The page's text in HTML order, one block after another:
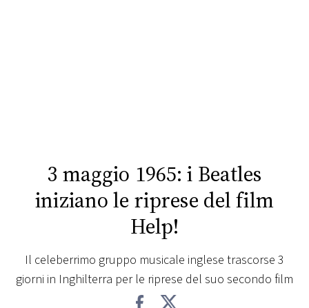
MONACO
3 maggio 1965: i Beatles
iniziano le riprese del film
Help!
Il celeberrimo gruppo musicale inglese trascorse 3
giorni in Inghilterra per le riprese del suo secondo film